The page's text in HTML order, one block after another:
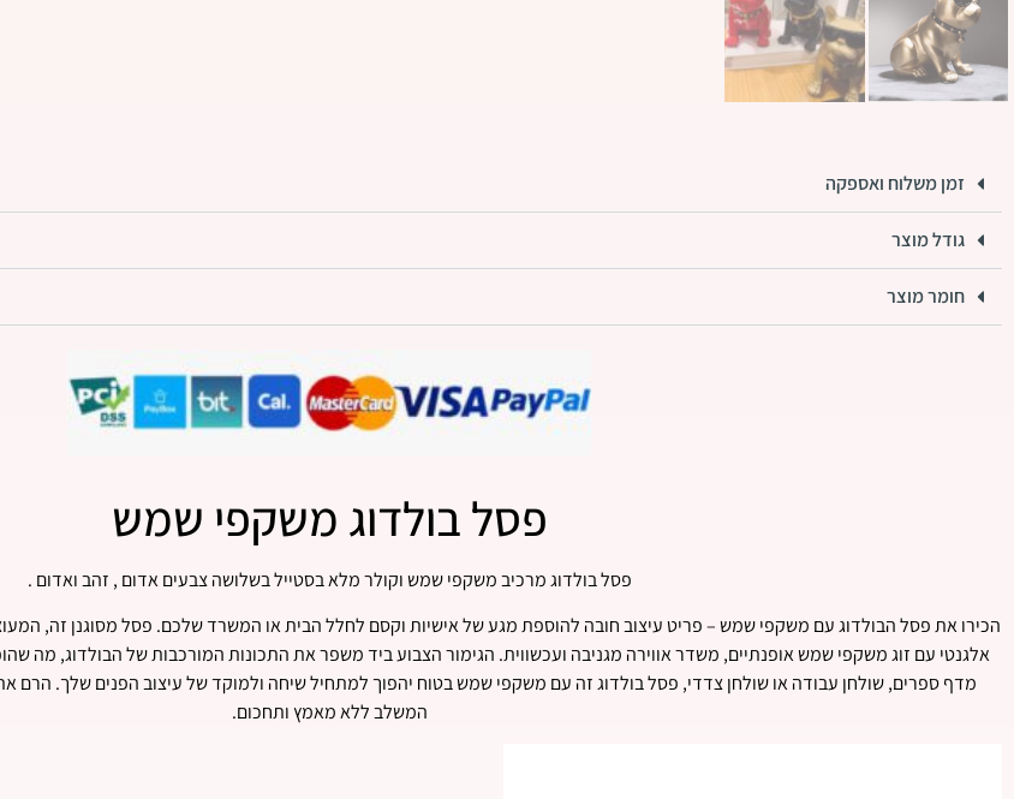
זמן משלוח ואספקה
גודל מוצר
חומר מוצר
פסל בולדוג משקפי שמש
פסל בולדוג מרכיב משקפי שמש וקולר מלא בסטייל בשלושה צבעים אדום , זהב ואדום .
הכירו את פסל הבולדוג עם משקפי שמש – פריט עיצוב חובה להוספת מגע של אישיות וקסם לחלל הבית או המשרד שלכם. פסל מסוגנן זה,
אלגנטי עם זוג משקפי שמש אופנתיים, משדר אווירה מגניבה ועכשווית. הגימור הצבוע ביד משפר את התכונות המורכבות של הבולדוג, מה
מדף ספרים, שולחן עבודה או שולחן צדדי, פסל בולדוג זה עם משקפי שמש בטוח יהפוך למתחיל שיחה ולמוקד של עיצוב הפנים שלך.
המשלב ללא מאמץ ותחכום.